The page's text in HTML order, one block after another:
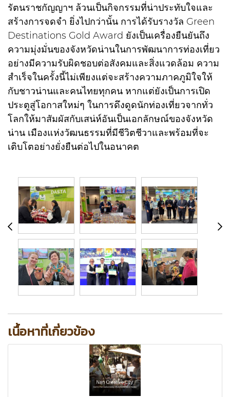
รัตนราชกัญญาฯ ล้วนเป็นกิจกรรมที่น่าประทับใจและ
สร้างการจดจำ ยิ่งไปกว่านั้น การได้รับรางวัล Green
Destinations Gold Award ยังเป็นเครื่องยืนยันถึง
ความมุ่งมั่นของจังหวัดน่านในการพัฒนาการท่องเที่ยว
อย่างมีความรับผิดชอบต่อสังคมและสิ่งแวดล้อม ความ
สำเร็จในครั้งนี้ไม่เพียงแต่จะสร้างความภาคภูมิใจให้
กับชาวน่านและคนไทยทุกคน หากแต่ยังเป็นการเปิด
ประตูสู่โอกาสใหม่ๆ ในการดึงดูดนักท่องเที่ยวจากทั่ว
โลกให้มาสัมผัสกับเสน่ห์อันเป็นเอกลักษณ์ของจังหวัด
น่าน เมืองแห่งวัฒนธรรมที่มีชีวิตชีวาและพร้อมที่จะ
เติบโตอย่างยั่งยืนต่อไปในอนาคต
เนื้อหาที่เกี่ยวข้อง